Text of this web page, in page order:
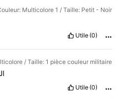
Multicolore 1 / Taille: Petit - Noir
Utile (0)
/ Taille: 1 pièce couleur militaire
Utile (0)